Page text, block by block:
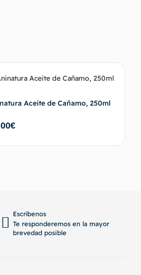
Aceite de Cañamo, 250ml
€
Escríbenos
Te responderemos en la mayor
brevedad posible